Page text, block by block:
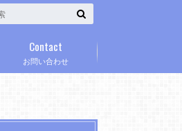
お問い合わせ
Contact